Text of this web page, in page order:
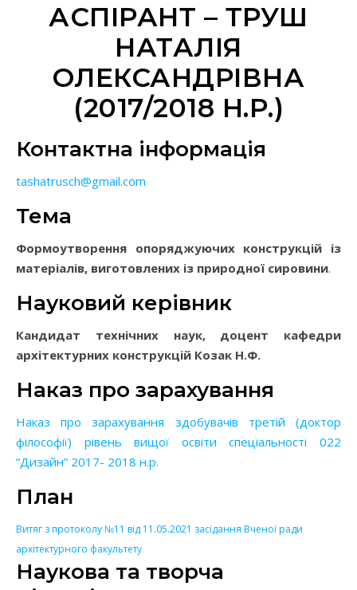
АСПІРАНТ – ТРУШ
НАТАЛІЯ
ОЛЕКСАНДРІВНА
(2017/2018 Н.Р.)
Контактна інформація
tashatrusch@gmail.com
Тема
Формоутворення опоряджуючих конструкцій із
матеріалів, виготовлених із природної сировини.
Науковий керівник
Кандидат технічних наук, доцент кафедри
архітектурних конструкцій Козак Н.Ф.
Наказ про зарахування
Наказ про зарахування здобувачів третій (доктор
філософії) рівень вищої освіти спеціальності 022
“Дизайн” 2017- 2018 н.р.
План
Витяг з протоколу №11 від 11.05.2021 засідання Вченої ради
архітектурного факультету
Наукова та творча